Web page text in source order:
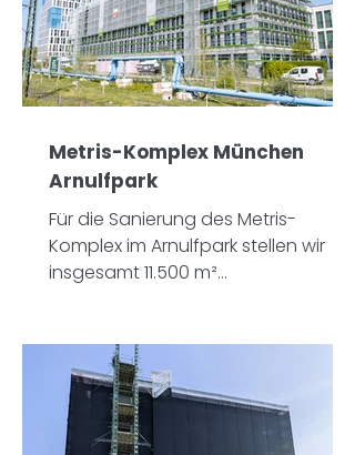
Metris-Komplex München
Arnulfpark
Für die Sanierung des Metris-
Komplex im Arnulfpark stellen wir
insgesamt 11.500 m²